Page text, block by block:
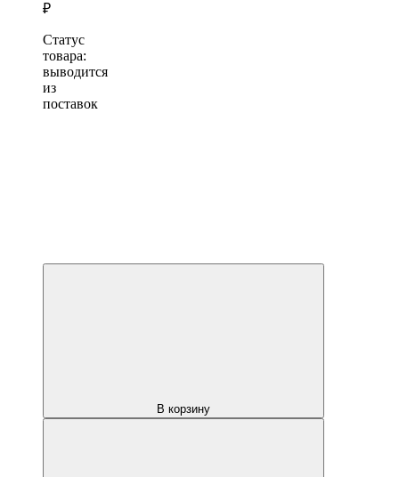
₽
Статус
товара:
выводится
из
поставок
В корзину